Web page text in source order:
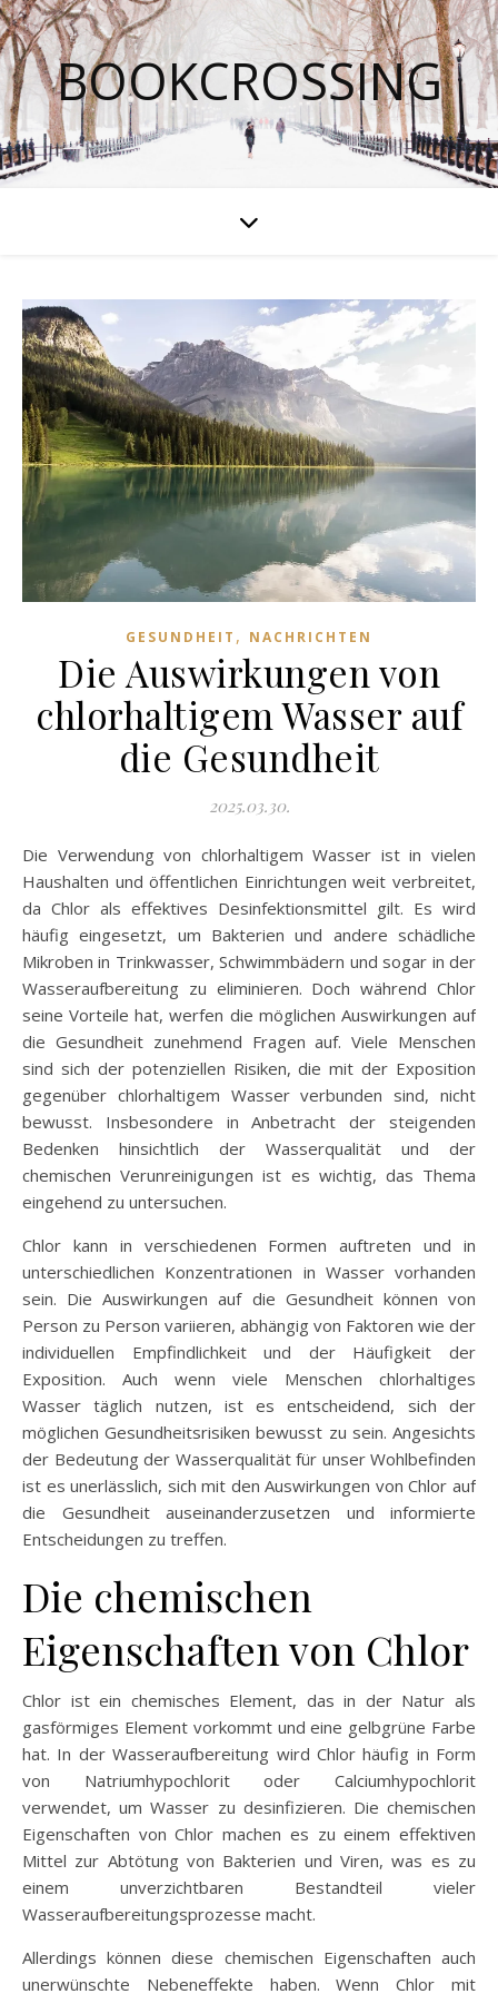
BOOKCROSSING
GESUNDHEIT , NACHRICHTEN
Die Auswirkungen von
chlorhaltigem Wasser auf
die Gesundheit
2025.03.30.
Die Verwendung von chlorhaltigem Wasser ist in vielen
Haushalten und öffentlichen Einrichtungen weit verbreitet,
da Chlor als effektives Desinfektionsmittel gilt. Es wird
häufig eingesetzt, um Bakterien und andere schädliche
Mikroben in Trinkwasser, Schwimmbädern und sogar in der
Wasseraufbereitung zu eliminieren. Doch während Chlor
seine Vorteile hat, werfen die möglichen Auswirkungen auf
die Gesundheit zunehmend Fragen auf. Viele Menschen
sind sich der potenziellen Risiken, die mit der Exposition
gegenüber chlorhaltigem Wasser verbunden sind, nicht
bewusst. Insbesondere in Anbetracht der steigenden
Bedenken hinsichtlich der Wasserqualität und der
chemischen Verunreinigungen ist es wichtig, das Thema
eingehend zu untersuchen.
Chlor kann in verschiedenen Formen auftreten und in
unterschiedlichen Konzentrationen in Wasser vorhanden
sein. Die Auswirkungen auf die Gesundheit können von
Person zu Person variieren, abhängig von Faktoren wie der
individuellen Empfindlichkeit und der Häufigkeit der
Exposition. Auch wenn viele Menschen chlorhaltiges
Wasser täglich nutzen, ist es entscheidend, sich der
möglichen Gesundheitsrisiken bewusst zu sein. Angesichts
der Bedeutung der Wasserqualität für unser Wohlbefinden
ist es unerlässlich, sich mit den Auswirkungen von Chlor auf
die Gesundheit auseinanderzusetzen und informierte
Entscheidungen zu treffen.
Die chemischen
Eigenschaften von Chlor
Chlor ist ein chemisches Element, das in der Natur als
gasförmiges Element vorkommt und eine gelbgrüne Farbe
hat. In der Wasseraufbereitung wird Chlor häufig in Form
von Natriumhypochlorit oder Calciumhypochlorit
verwendet, um Wasser zu desinfizieren. Die chemischen
Eigenschaften von Chlor machen es zu einem effektiven
Mittel zur Abtötung von Bakterien und Viren, was es zu
einem unverzichtbaren Bestandteil vieler
Wasseraufbereitungsprozesse macht.
Allerdings können diese chemischen Eigenschaften auch
unerwünschte Nebeneffekte haben. Wenn Chlor mit